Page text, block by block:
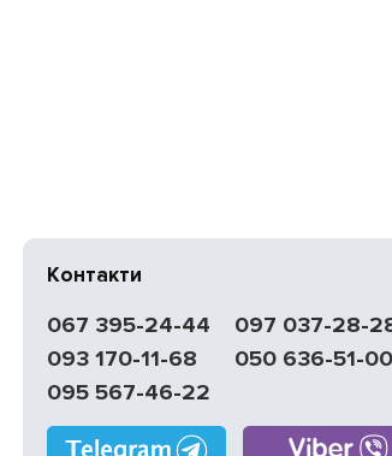
Контакти
067 395-24-44
097 037-28-
093 170-11-68
050 636-51-00
095 567-46-22